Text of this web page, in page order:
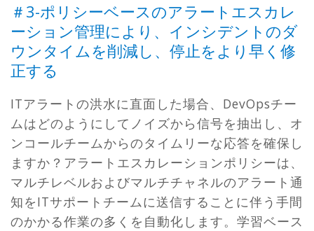
＃3-ポリシーベースのアラートエスカレ
ーション管理により、インシデントのダ
ウンタイムを削減し、停止をより早く修
正する
ITアラートの洪水に直面した場合、DevOpsチー
ムはどのようにしてノイズから信号を抽出し、オ
ンコールチームからのタイムリーな応答を確保し
ますか？アラートエスカレーションポリシーは、
マルチレベルおよびマルチチャネルのアラート通
知をITサポートチームに送信することに伴う手間
のかかる作業の多くを自動化します。学習ベース